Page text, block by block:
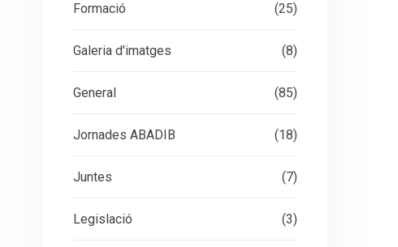
Formació (25)
Galeria d'imatges (8)
General (85)
Jornades ABADIB (18)
Juntes (7)
Legislació (3)